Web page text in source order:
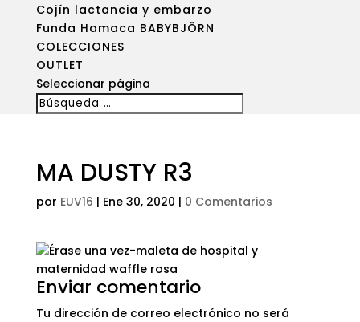
Cojín lactancia y embarzo
Funda Hamaca BABYBJÖRN
COLECCIONES
OUTLET
Seleccionar página
MA DUSTY R3
por EUV16 | Ene 30, 2020 | 0 Comentarios
Enviar comentario
Tu dirección de correo electrónico no será